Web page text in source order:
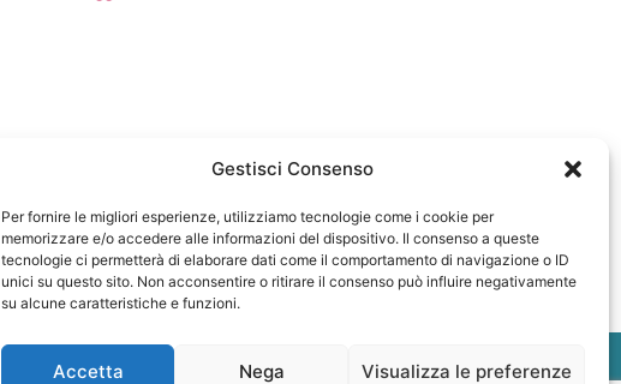
Gestisci Consenso
Per fornire le migliori esperienze, utilizziamo tecnologie come i cookie per
memorizzare e/o accedere alle informazioni del dispositivo. Il consenso a queste
tecnologie ci permetterà di elaborare dati come il comportamento di navigazione o ID
unici su questo sito. Non acconsentire o ritirare il consenso può influire negativamente
su alcune caratteristiche e funzioni.
Accetta Nega Visualizza le preferenze